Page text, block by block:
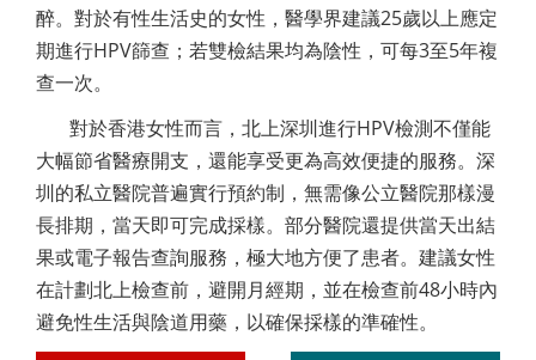
醉。對於有性生活史的女性，醫學界建議25歲以上應定
期進行HPV篩查；若雙檢結果均為陰性，可每3至5年複
查一次。
對於香港女性而言，北上深圳進行HPV檢測不僅能
大幅節省醫療開支，還能享受更為高效便捷的服務。深
圳的私立醫院普遍實行預約制，無需像公立醫院那樣漫
長排期，當天即可完成採樣。部分醫院還提供當天出結
果或電子報告查詢服務，極大地方便了患者。建議女性
在計劃北上檢查前，避開月經期，並在檢查前48小時內
避免性生活與陰道用藥，以確保採樣的準確性。